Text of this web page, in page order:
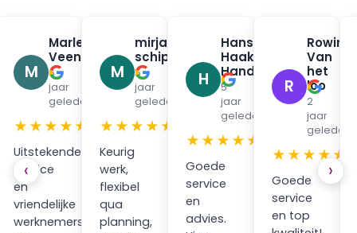
M
Marleen
Veenendaal
✓
6
jaar
geleden
★★★★★
Uitstekende
service
en
vriendelijke
werknemers.
M
mirjam
schippers
5
jaar
geleden
★★★★★
Keurig
werk,
flexibel
qua
planning,
H
Hans
Haak
Handpan
5
jaar
geleden
★★★★★
Goede
service
en
advies.
R
Rowin
Van
het
loo
2
jaar
geleden
★★★★★
Goede
service
en top
‹ ›